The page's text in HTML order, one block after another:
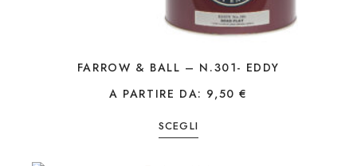
FARROW & BALL – N.301- EDDY
A PARTIRE DA: 9,50€
SCEGLI